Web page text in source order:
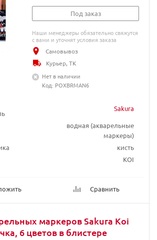
Sakura
водная (акварельные
маркеры)
кисть
KOI
Сравнить
Под заказ
Наши менеджеры обязательно свяжутся
с вами и уточнят условия заказа
Самовывоз
Курьер, ТК
Нет в наличии
Код: POXBRMAN6
маркеров Sakura Koi
6 цветов в блистере